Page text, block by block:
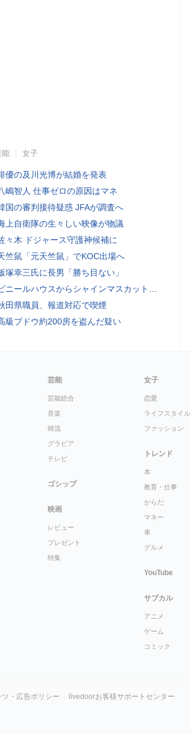
能 女子
優の及川光博が結婚を発表
嶋智人 仕事ゼロの原因はマネ
国の審判接待疑惑 JFAが調査へ
上自衛隊の生々しい映像が物議
々木 ドジャース守護神候補に
竺鼠「元天竺鼠」でKOC出場へ
塚幸三氏に長男「勝ち目ない」
ールハウスからシャインマスカット約200房を盗んだ疑い ネットで販売か 無職の男（42）逮捕 岡山県警
田県職員、報道対応で喫煙
級ブドウ約200房を盗んだ疑い
芸能
芸能総合
音楽
韓流
グラビア
テレビ
ゴシップ
映画
レビュー
プレゼント
特集
女子
恋愛
ライフスタイル
ファッション
トレンド
本
教育・仕事
からだ
マネー
車
グルメ
YouTube
サブカル
アニメ
ゲーム
コミック
ツ・広告ポリシー livedoorお客様サポートセンター